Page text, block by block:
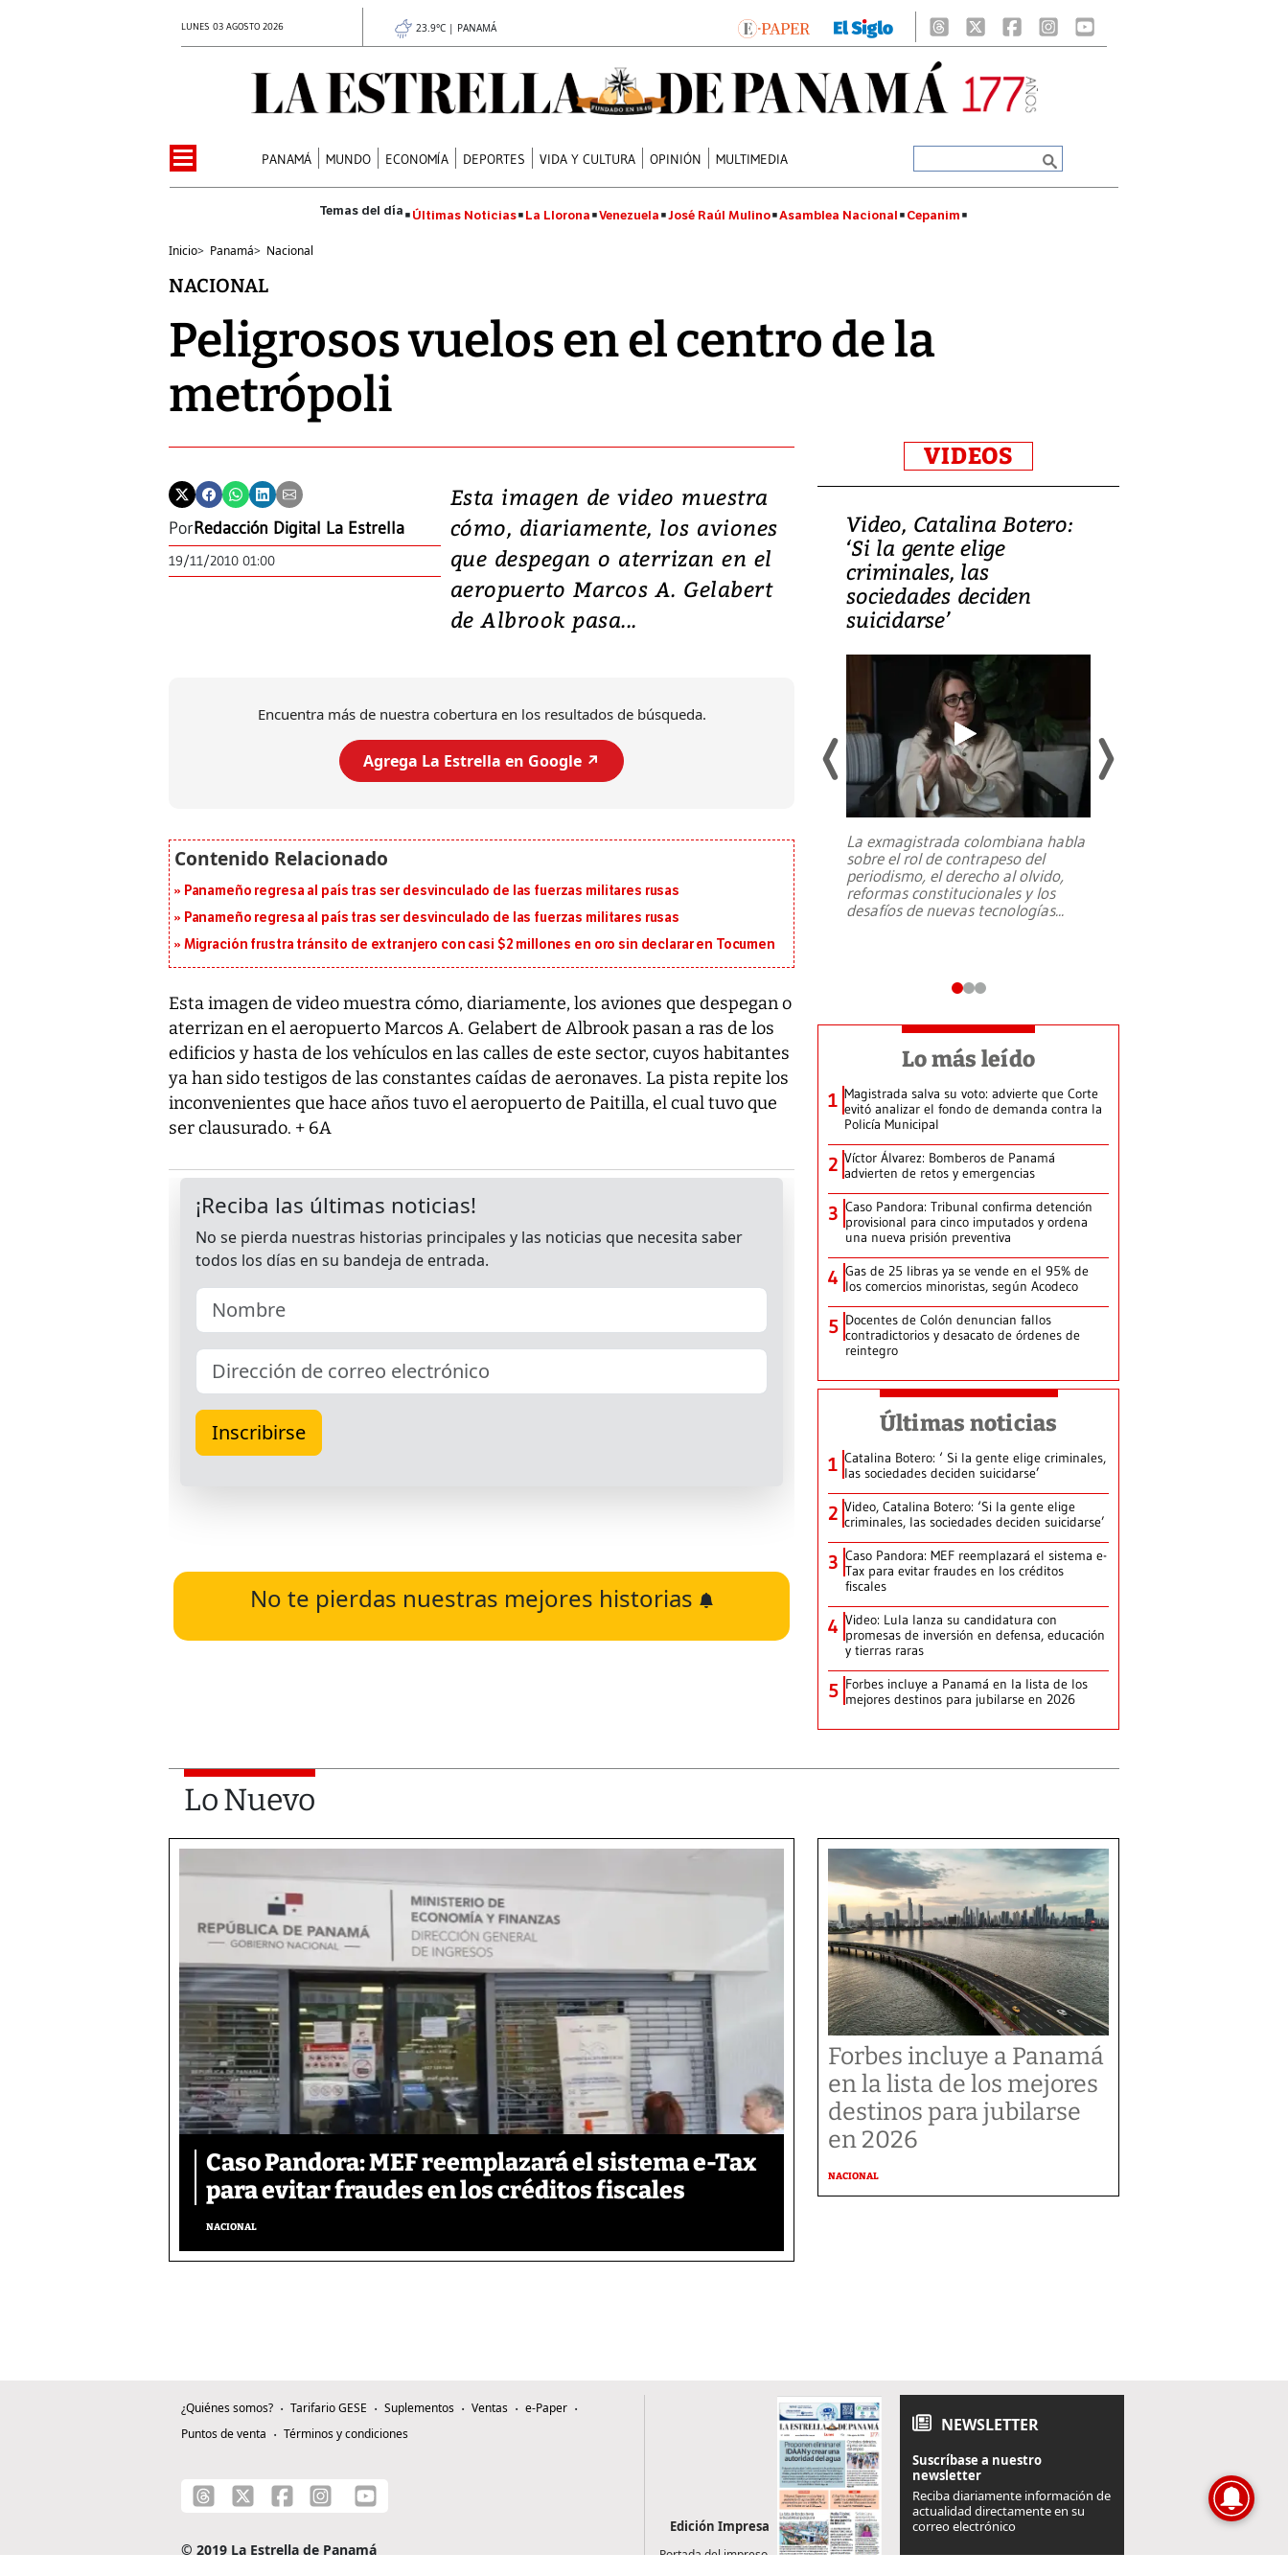
LUNES 03 AGOSTO 2026 23.9°C | PANAMÁ
PANAMÁ MUNDO ECONOMÍA DEPORTES VIDA Y CULTURA OPINIÓN MULTIMEDIA
Últimas Noticias La Llorona Venezuela José Raúl Mulino Asamblea Nacional Cepanim
Inicio> Panamá> Nacional
NACIONAL
Peligrosos vuelos en el centro de la
metrópoli
PorRedacción Digital La Estrella
19/11/2010 01:00
Esta imagen de video muestra
cómo, diariamente, los aviones
que despegan o aterrizan en el
aeropuerto Marcos A. Gelabert
de Albrook pasa...
Encuentra más de nuestra cobertura en los resultados de búsqueda.
Agrega La Estrella en Google ↗️
Panameño regresa al país tras ser desvinculado de las fuerzas militares rusas
Panameño regresa al país tras ser desvinculado de las fuerzas militares rusas
Migración frustra tránsito de extranjero con casi $2 millones en oro sin declarar en Tocumen
Esta imagen de video muestra cómo, diariamente, los aviones que despegan o
aterrizan en el aeropuerto Marcos A. Gelabert de Albrook pasan a ras de los
edificios y hasta de los vehículos en las calles de este sector, cuyos habitantes
ya han sido testigos de las constantes caídas de aeronaves. La pista repite los
inconvenientes que hace años tuvo el aeropuerto de Paitilla, el cual tuvo que
ser clausurado. + 6A
No te pierdas nuestras mejores historias
VIDEOS
Video, Japón: Terremoto
deja heridos y graves
daños en Kumamoto
al sur de Japón, provocando una
Video, Catalina Botero:
‘Si la gente elige
criminales, las
sociedades deciden
suicidarse’
La exmagistrada colombiana habla
sobre el rol de contrapeso del
periodismo, el derecho al olvido,
reformas constitucionales y los
desafíos de nuevas tecnologías...
Lo más leído
1 Magistrada salva su voto: advierte que Corte
evitó analizar el fondo de demanda contra la
Policía Municipal
2 Víctor Álvarez: Bomberos de Panamá
advierten de retos y emergencias
3 Caso Pandora: Tribunal confirma detención
provisional para cinco imputados y ordena
una nueva prisión preventiva
4 Gas de 25 libras ya se vende en el 95% de
los comercios minoristas, según Acodeco
5 Docentes de Colón denuncian fallos
contradictorios y desacato de órdenes de
reintegro
Últimas noticias
1 Catalina Botero: ‘ Si la gente elige criminales,
las sociedades deciden suicidarse’
2 Video, Catalina Botero: ‘Si la gente elige
criminales, las sociedades deciden suicidarse’
3 Caso Pandora: MEF reemplazará el sistema e-
Tax para evitar fraudes en los créditos
fiscales
4 Video: Lula lanza su candidatura con
promesas de inversión en defensa, educación
y tierras raras
5 Forbes incluye a Panamá en la lista de los
mejores destinos para jubilarse en 2026
Lo Nuevo
Caso Pandora: MEF reemplazará el sistema e-Tax
para evitar fraudes en los créditos fiscales
NACIONAL
Forbes incluye a Panamá
en la lista de los mejores
destinos para jubilarse
en 2026
NACIONAL
¿Quiénes somos? Tarifario GESE Suplementos Ventas
e-Paper
Puntos de venta
Términos y condiciones
© 2019 La Estrella de Panamá
Edición Impresa
Portada del impreso
NEWSLETTER
Suscríbase a nuestro
newsletter
Reciba diariamente información de
actualidad directamente en su
correo electrónico